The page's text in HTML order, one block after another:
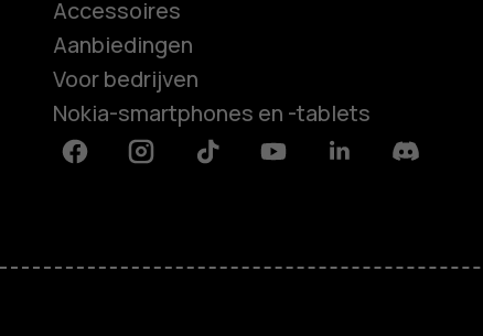
Accessoires
Aanbiedingen
Voor bedrijven
Nokia-smartphones en -tablets
FacebookInstagramTiktok YoutubeLinkedinDiscord